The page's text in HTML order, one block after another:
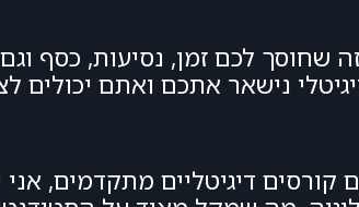
שחוסך לכם זמן, נסיעות, כסף
נישאר אתכם ואתם יכולים
דיגיטליים מתקדמים,